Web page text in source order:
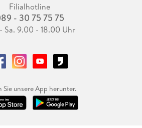
Filialhotline
- 30 75 75 75
Sa. 9.00 - 18.00 Uhr
Sie unsere App herunter.